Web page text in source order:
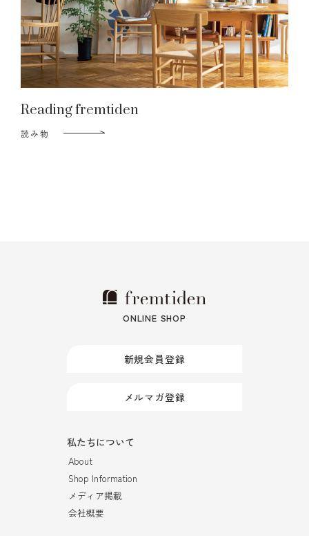
Reading fremtiden
読み物
ONLINE SHOP
新規会員登録
メルマガ登録
私たちについて
About
Shop Information
メディア掲載
会社概要